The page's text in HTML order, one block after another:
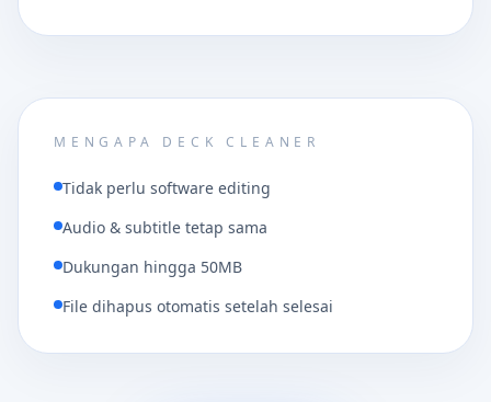
MENGAPA DECK CLEANER
Tidak perlu software editing
Audio & subtitle tetap sama
Dukungan hingga 50MB
File dihapus otomatis setelah selesai